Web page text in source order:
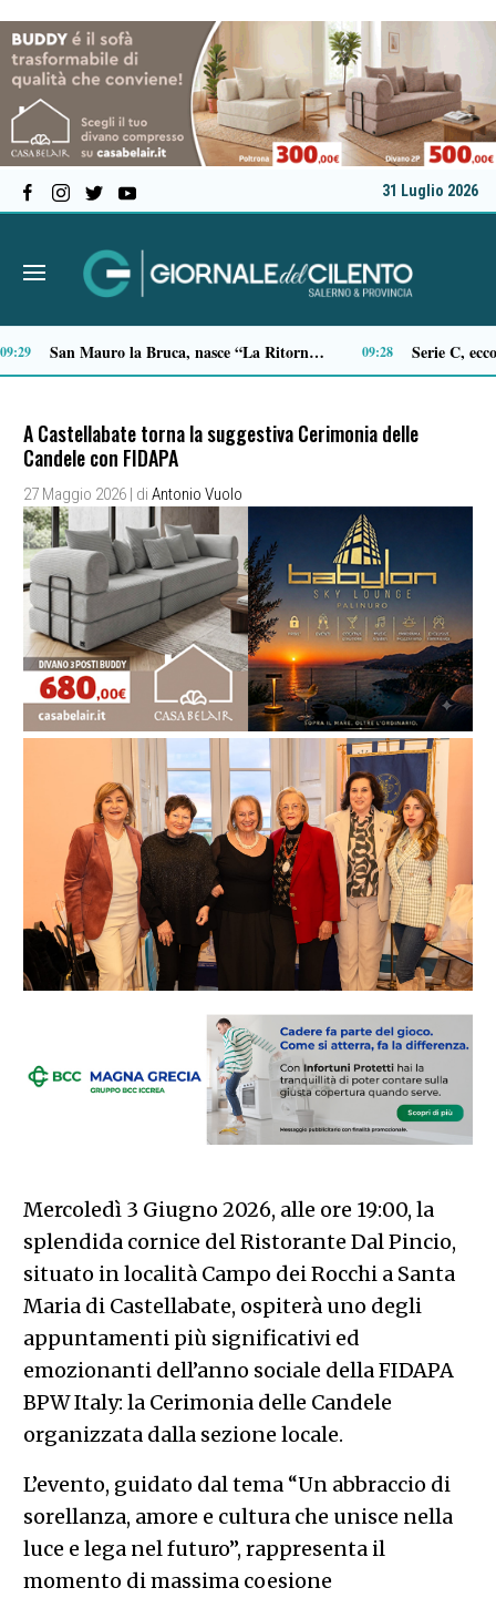
31 Luglio 2026
18:09 Sicurezza, il sindaco di Castellabate scrive a Prefetto e Questore: “Più controlli e più presenza sul territorio” 18:01
A Castellabate torna la suggestiva Cerimonia delle
Candele con FIDAPA
27 Maggio 2026 | di Antonio Vuolo
Mercoledì 3 Giugno 2026, alle ore 19:00, la
splendida cornice del Ristorante Dal Pincio,
situato in località Campo dei Rocchi a Santa
Maria di Castellabate, ospiterà uno degli
appuntamenti più significativi ed
emozionanti dell’anno sociale della FIDAPA
BPW Italy: la Cerimonia delle Candele
organizzata dalla sezione locale.
L’evento, guidato dal tema “Un abbraccio di
sorellanza, amore e cultura che unisce nella
luce e lega nel futuro”, rappresenta il
momento di massima coesione